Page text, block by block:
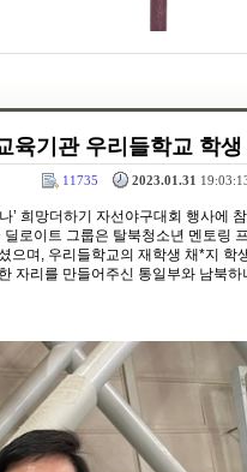
육기관 우리들학교 학
2023.01.31
11735
’ 희망더하기 자선야구대회 행사에
로이트 그룹은 탈북청소년 멘토링
으며, 우리들학교의 재학생 채*지 학
자리를 만들어주신 통일부와 남북하